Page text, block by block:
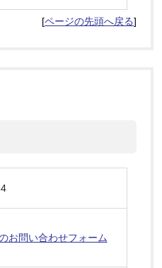
[ページの先頭へ戻る]
お問い合わせフォーム